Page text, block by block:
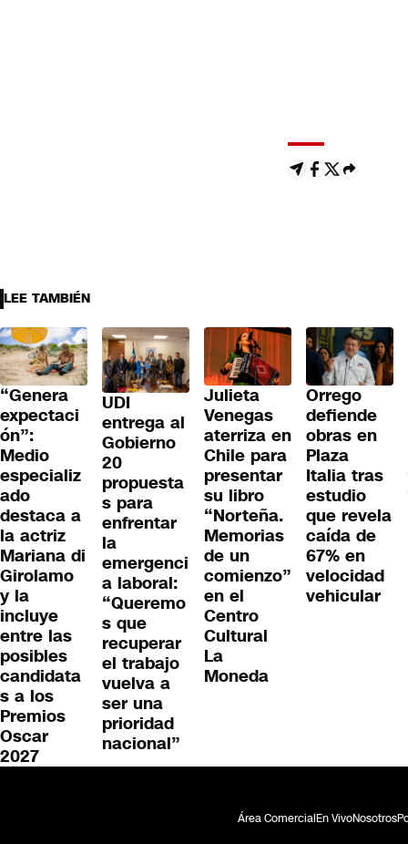
LEE TAMBIÉN
“Genera
expectaci
ón”:
Medio
especializ
ado
destaca a
la actriz
Mariana di
Girolamo
y la
incluye
entre las
posibles
candidata
s a los
Premios
Oscar
2027
UDI
entrega al
Gobierno
20
propuesta
s para
enfrentar
la
emergenci
a laboral:
“Queremo
s que
recuperar
el trabajo
vuelva a
ser una
prioridad
nacional”
Julieta
Venegas
aterriza en
Chile para
presentar
su libro
“Norteña.
Memorias
de un
comienzo”
en el
Centro
Cultural
La
Moneda
Orrego
defiende
obras en
Plaza
Italia tras
estudio
que revela
caída de
67% en
velocidad
vehicular
Área ComercialEn VivoNosotros